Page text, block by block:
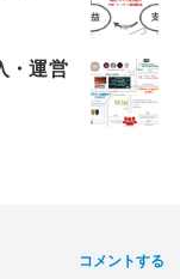
・運営
コメントする